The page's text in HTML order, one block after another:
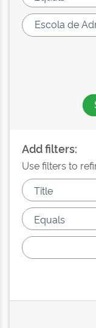
Add filters:
Use filters to